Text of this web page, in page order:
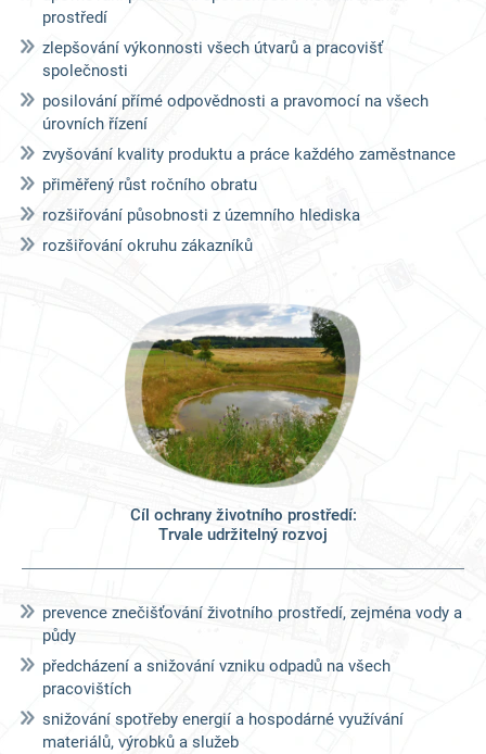
prostředí
zlepšování výkonnosti všech útvarů a pracovišť
společnosti
posilování přímé odpovědnosti a pravomocí na všech
úrovních řízení
zvyšování kvality produktu a práce každého zaměstnance
přiměřený růst ročního obratu
rozšiřování působnosti z územního hlediska
rozšiřování okruhu zákazníků
Cíl ochrany životního prostředí:
Trvale udržitelný rozvoj
prevence znečišťování životního prostředí, zejména vody a
půdy
předcházení a snižování vzniku odpadů na všech
pracovištích
snižování spotřeby energií a hospodárné využívání
materiálů, výrobků a služeb